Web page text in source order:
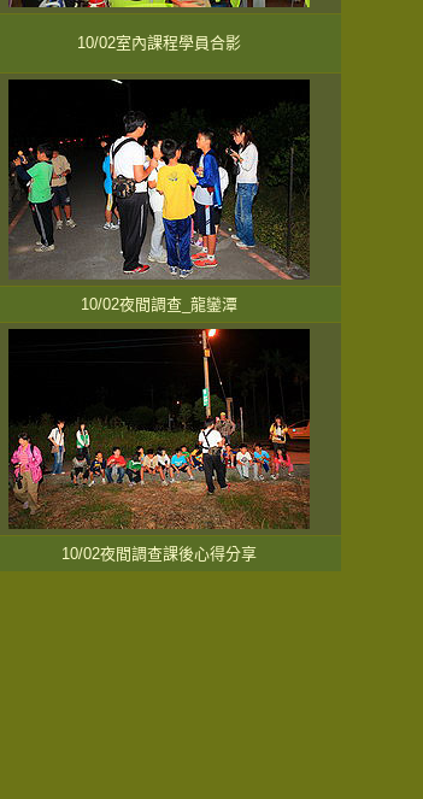
10/02室內課程學員合影
10/02夜間調查_龍鑾潭
10/02夜間調查課後心得分享